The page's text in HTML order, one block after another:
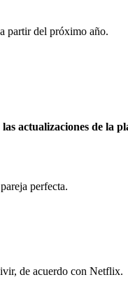
partir del próximo año.
las actualizaciones de la
perfecta.
de acuerdo con Netflix.